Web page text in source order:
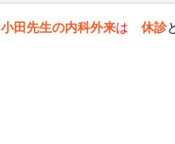
小田先生の内科外来は 休診